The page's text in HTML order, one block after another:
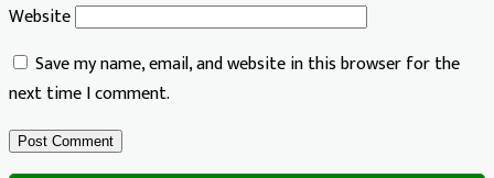
Website
Save my name, email, and website in this browser for the
next time I comment.